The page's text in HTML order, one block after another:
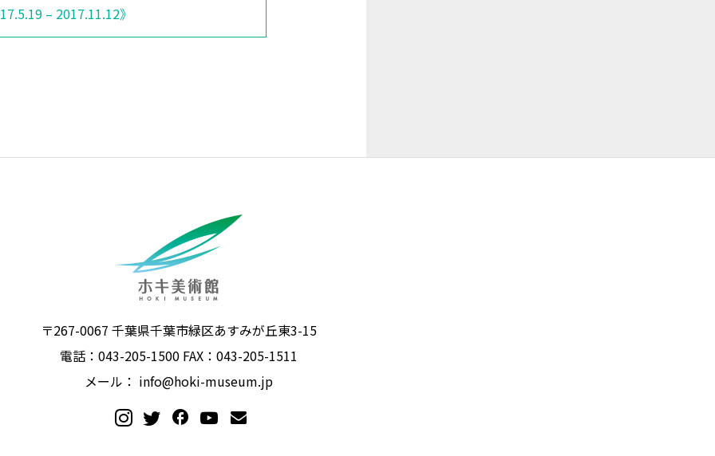
– 2017.11.12》
〒267-0067 千葉県千葉市緑区あすみが丘東3-15
電話：043-205-1500 FAX：043-205-1511
メール： info@hoki-museum.jp